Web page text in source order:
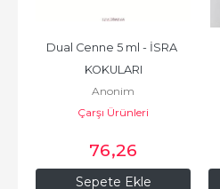
Sepete Ekle
Dual Cenne 5 ml - İSRA
KOKULARI
Anonim
Çarşı Ürünleri
76,26